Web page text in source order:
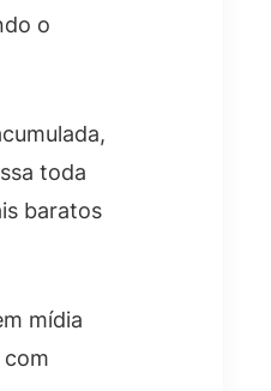
o
toda
baratos
mídia
com